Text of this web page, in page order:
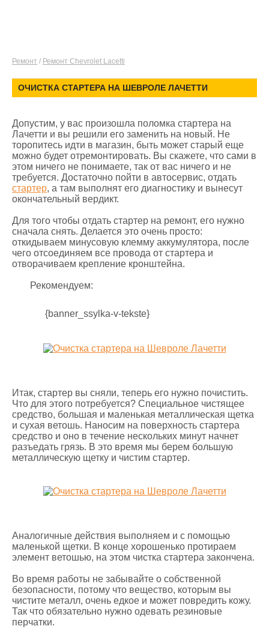
Ремонт / Ремонт Chevrolet Lacetti
ОЧИСТКА СТАРТЕРА НА ШЕВРОЛЕ ЛАЧЕТТИ
Допустим, у вас произошла поломка стартера на
Лачетти и вы решили его заменить на новый. Не
торопитесь идти в магазин, быть может старый еще
можно будет отремонтировать. Вы скажете, что сами в
этом ничего не понимаете, так от вас ничего и не
требуется. Достаточно пойти в автосервис, отдать
стартер, а там выполнят его диагностику и вынесут
окончательный вердикт.
Для того чтобы отдать стартер на ремонт, его нужно
сначала снять. Делается это очень просто:
откидываем минусовую клемму аккумулятора, после
чего отсоединяем все провода от стартера и
отворачиваем крепление кронштейна.
Рекомендуем:
{banner_ssylka-v-tekste}
Итак, стартер вы сняли, теперь его нужно почистить.
Что для этого потребуется? Специальное чистящее
средство, большая и маленькая металлическая щетка
и сухая ветошь. Наносим на поверхность стартера
средство и оно в течение нескольких минут начнет
разъедать грязь. В это время мы берем большую
металлическую щетку и чистим стартер.
Аналогичные действия выполняем и с помощью
маленькой щетки. В конце хорошенько протираем
элемент ветошью, на этом чистка стартера закончена.
Во время работы не забывайте о собственной
безопасности, потому что вещество, которым вы
чистите металл, очень едкое и может повредить кожу.
Так что обязательно нужно одевать резиновые
перчатки.